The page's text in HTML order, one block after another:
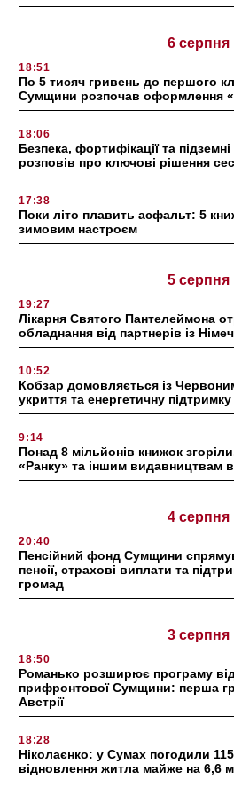
6 серпня
18:51
По 5 тисяч гривень до першого
Сумщини розпочав оформлення
18:06
Безпека, фортифікації та
розповів про ключові рішення
17:38
Поки літо плавить асфальт: 5
зимовим настроєм
5 серпня
19:27
Лікарня Святого Пантелеймона
обладнання від партнерів із
10:52
Кобзар домовляється із
укриття та енергетичну
9:14
Понад 8 мільйонів книжок
«Ранку» та іншим видавництвам
4 серпня
20:40
Пенсійний фонд Сумщини
пенсії, страхові виплати та
громад
3 серпня
18:50
Романько розширює програму
прифронтової Сумщини: перша
Австрії
18:28
Ніколаєнко: у Сумах погодили
відновлення житла майже на 6,6